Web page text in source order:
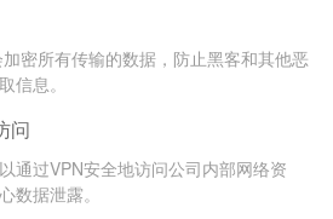
密所有传输的数据，防止黑客和其他恶
信息。
问
通过VPN安全地访问公司内部网络资
数据泄露。